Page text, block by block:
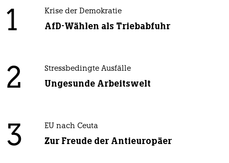
1 Krise der Demokratie
AfD-Wählen als Triebabfuhr
2 Stressbedingte Ausfälle
Ungesunde Arbeitswelt
3 EU nach Ceuta
Zur Freude der Antieuropäer